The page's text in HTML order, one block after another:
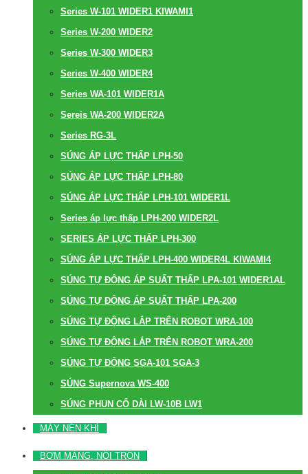
Series W-101 WIDER1 KIWAMI1
Series W-200 WIDER2
Series W-300 WIDER3
Series W-400 WIDER4
Series WA-101 WIDER1A
Sereis WA-200 WIDER2A
Series RG-3L
SÚNG ÁP LỰC THẤP LPH-50
SÚNG ÁP LỰC THẤP LPH-80
SÚNG ÁP LỰC THẤP LPH-101 WIDER1L
Series áp lực thấp LPH-200 WIDER2L
SERIES ÁP LỰC THẤP LPH-300
SÚNG ÁP LỰC THẤP LPH-400 WIDER4L KIWAMI4
SÚNG TỰ ĐỘNG ÁP SUẤT THẤP LPA-101 WIDER1AL
SÚNG TỰ ĐỘNG ÁP SUẤT THẤP LPA-200
SÚNG TỰ ĐỘNG LẮP TRÊN ROBOT WRA-100
SÚNG TỰ ĐỘNG LẮP TRÊN ROBOT WRA-200
SÚNG TỰ ĐỘNG SGA-101 SGA-3
SÚNG Supernova WS-400
SÚNG PHUN CỔ DÀI LW-10B LW1
MÁY NÉN KHÍ
BƠM MÀNG, NỒI TRỘN